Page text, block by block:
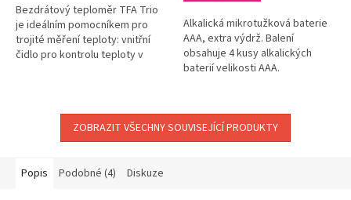
Bezdrátový teploměr TFA Trio
je ideálním pomocníkem pro
trojité měření teploty: vnitřní
čidlo pro kontrolu teploty v
Alkalická mikrotužková baterie
AAA, extra výdrž. Balení
obsahuje 4 kusy alkalických
baterií velikosti AAA.
ZOBRAZIT VŠECHNY SOUVISEJÍCÍ PRODUKTY
Popis Podobné (4) Diskuze